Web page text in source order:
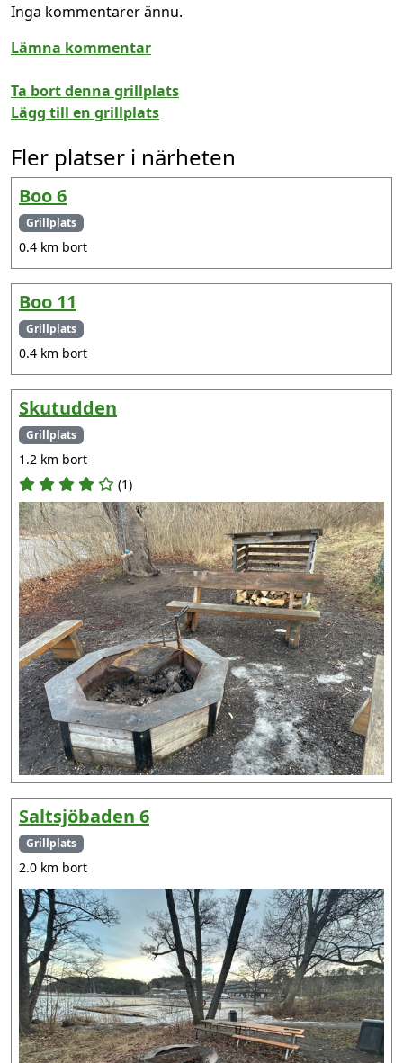
Inga kommentarer ännu.
Lämna kommentar
Ta bort denna grillplats
Lägg till en grillplats
Fler platser i närheten
Boo 6
Grillplats
0.4 km bort
Boo 11
Grillplats
0.4 km bort
Skutudden
Grillplats
1.2 km bort
(1)
Saltsjöbaden 6
Grillplats
2.0 km bort